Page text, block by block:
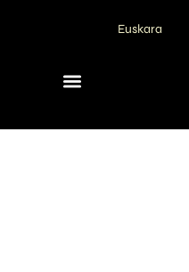
Euskara